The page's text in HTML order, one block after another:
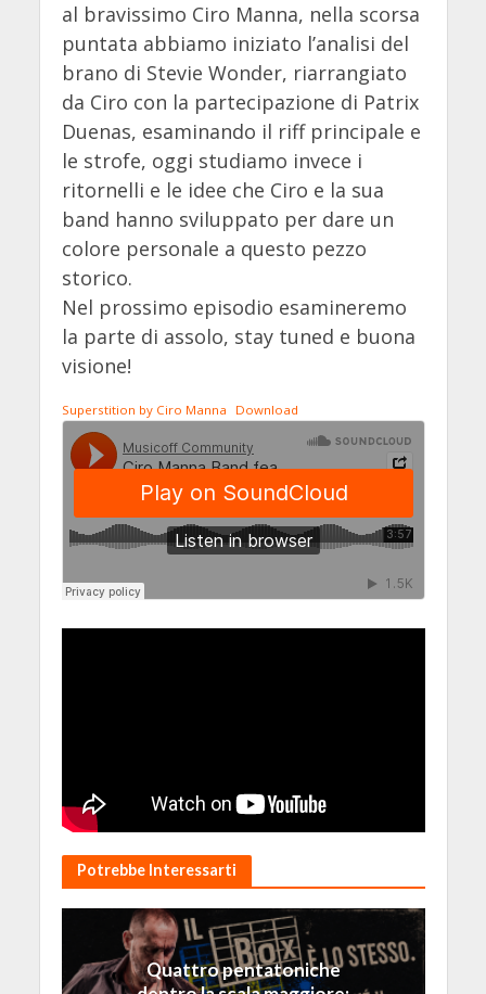
al bravissimo Ciro Manna, nella scorsa
puntata abbiamo iniziato l’analisi del
brano di Stevie Wonder, riarrangiato
da Ciro con la partecipazione di Patrix
Duenas, esaminando il riff principale e
le strofe, oggi studiamo invece i
ritornelli e le idee che Ciro e la sua
band hanno sviluppato per dare un
colore personale a questo pezzo
storico.
Nel prossimo episodio esamineremo
la parte di assolo, stay tuned e buona
visione!
Superstition by Ciro Manna Download
Potrebbe Interessarti
Quattro pentatoniche